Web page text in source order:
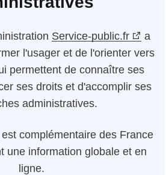
Service-public.fr
a
l'usager et de l'orienter vers
permettent de connaître ses
ses droits et d'accomplir ses
administratives.
est complémentaire des France
une information globale et en
ligne.